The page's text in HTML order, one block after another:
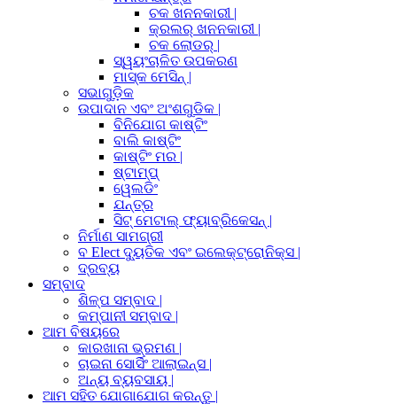
ଚକ ଖନନକାରୀ |
କ୍ରଲର୍ ଖନନକାରୀ |
ଚକ ଲୋଡର୍ |
ସ୍ୱୟଂଚାଳିତ ଉପକରଣ
ମାସ୍କ ମେସିନ୍ |
ସଭାଗୁଡ଼ିକ
ଉପାଦାନ ଏବଂ ଅଂଶଗୁଡିକ |
ବିନିଯୋଗ କାଷ୍ଟିଂ
ବାଲି କାଷ୍ଟିଂ
କାଷ୍ଟିଂ ମର |
ଷ୍ଟାମ୍ପ୍
ୱେଲଡିଂ
ଯନ୍ତ୍ର
ସିଟ୍ ମେଟାଲ୍ ଫ୍ୟାବ୍ରିକେସନ୍ |
ନିର୍ମାଣ ସାମଗ୍ରୀ
ବ Elect ଦ୍ୟୁତିକ ଏବଂ ଇଲେକ୍ଟ୍ରୋନିକ୍ସ |
ଦ୍ରବ୍ୟ
ସମ୍ବାଦ
ଶିଳ୍ପ ସମ୍ବାଦ |
କମ୍ପାନୀ ସମ୍ବାଦ |
ଆମ ବିଷୟରେ
କାରଖାନା ଭ୍ରମଣ |
ଚାଇନା ସୋର୍ସିଂ ଆଲାଇନ୍ସ |
ଅନ୍ୟ ବ୍ୟବସାୟ |
ଆମ ସହିତ ଯୋଗାଯୋଗ କରନ୍ତୁ |